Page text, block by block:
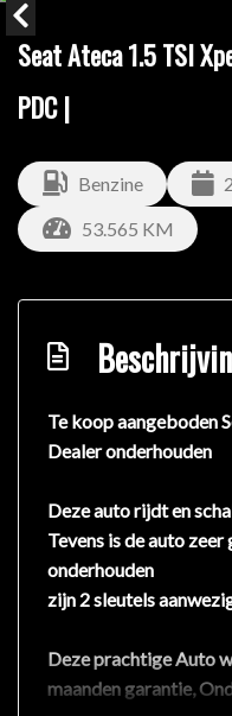
Seat Ateca 1.5 TSI
PDC |
Benzine
53.565 KM
Te koop aangeboden
Dealer onderhouden
Deze auto rijdt en
Tevens is de auto
onderhouden
zijn 2 sleutels
Deze prachtige Auto
maanden garantie,